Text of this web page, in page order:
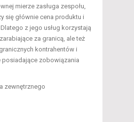
mierze zasługa zespołu,
się głównie cena produktu i
z jego usług korzystają
za granicą, ale też
kontrahentów i
posiadające zobowiązania
zewnętrznego